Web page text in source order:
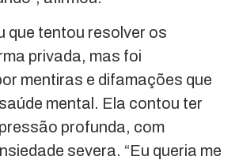
que tentou resolver os
privada, mas foi
mentiras e difamações que
mental. Ela contou ter
profunda, com
severa. “Eu queria me